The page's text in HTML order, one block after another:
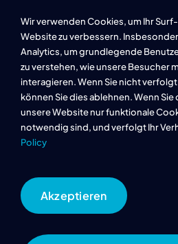
Datenschutz
Impressum
Cookie Richtlinie
Wir verwenden Cookies, um Ihr
Website zu verbessern.
Analytics, um grundlegende
zu verstehen, wie unsere Besucher
interagieren. Wenn Sie nicht
können Sie dies ablehnen. Wenn
unsere Website nur funktionale
notwendig sind, und verfolgt Ihr
Policy
Akzeptieren